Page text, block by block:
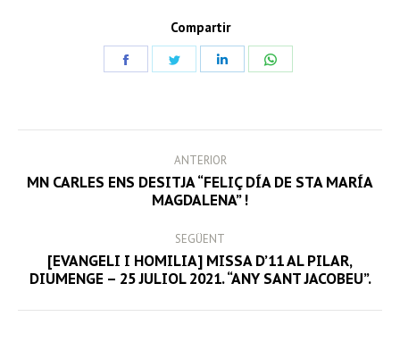
Compartir
NAVIGATION
ANTERIOR
Previous
MN CARLES ENS DESITJA “FELIÇ DÍA DE STA MARÍA
MAGDALENA” !
SEGÜENT
Next
[EVANGELI I HOMILIA] MISSA D’11 AL PILAR,
DIUMENGE – 25 JULIOL 2021. “ANY SANT JACOBEU”.